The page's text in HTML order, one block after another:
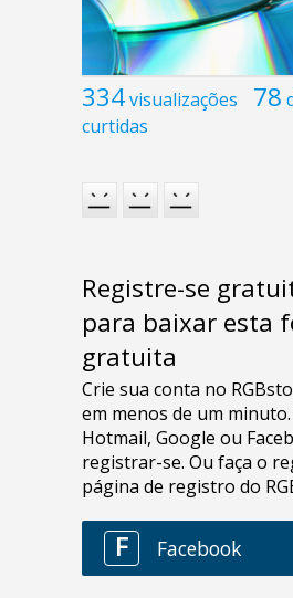
334visualizações 78
curtidas
Registre-se
para baixar esta
gratuita